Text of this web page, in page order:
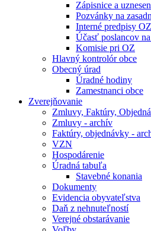
Zápisnice a
Pozvánky na
Interné predpisy OZ
Účasť poslancov
Komisie pri OZ
Hlavný kontrolór obce
Obecný úrad
Úradné hodiny
Zamestnanci obce
Zverejňovanie
Zmluvy, Faktúry,
Zmluvy - archív
Faktúry, objednávky -
VZN
Hospodárenie
Úradná tabuľa
Stavebné konania
Dokumenty
Evidencia obyvateľstva
Daň z nehnuteľností
Verejné obstarávanie